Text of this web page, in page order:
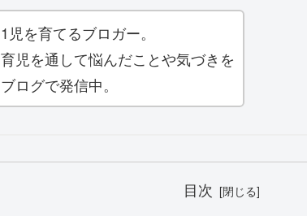
1児を育てるブロガー。
育児を通して悩んだことや気づきを
ブログで発信中。
目次